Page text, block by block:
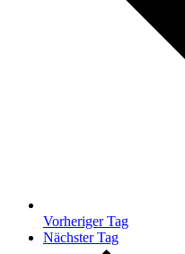
Vorheriger Tag
Nächster Tag